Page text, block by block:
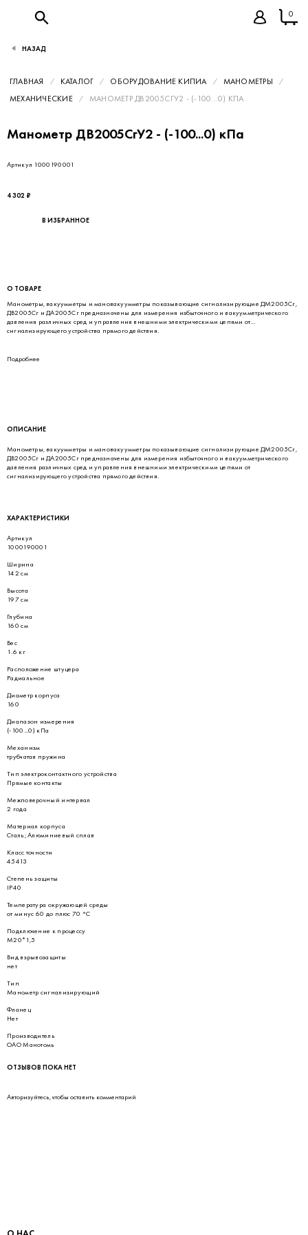
0
ГЛАВНАЯ КАТАЛОГ ОБОРУДОВАНИЕ КИПИА
МАНОМЕТРЫ
МЕХАНИЧЕСКИЕ
МАНОМЕТР ДВ2005СГУ2 - (-100...0) КПА
Манометр ДВ2005СгУ2 - (-100...0) кПа
Артикул 1000190001
4 302 ₽
В ИЗБРАННОЕ
О ТОВАРЕ
Манометры, вакуумметры и мановакуумметры показывающие сигнализирующие ДМ2005Сг,
ДВ2005Сг и ДА2005Сг предназначены для измерения избыточного и вакуумметрического
давления различных сред и управления внешними электрическими цепями от
сигнализирующего устройства прямого действия.
Подробнее
ОПИСАНИЕ
Манометры, вакуумметры и мановакуумметры показывающие сигнализирующие ДМ2005Сг,
ДВ2005Сг и ДА2005Сг предназначены для измерения избыточного и вакуумметрического
давления различных сред и управления внешними электрическими цепями от
сигнализирующего устройства прямого действия.
ХАРАКТЕРИСТИКИ
Артикул
1000190001
Ширина
142 см
Высота
197 см
Глубина
160 см
Вес
1.6 кг
Расположение штуцера
Радиальное
Диаметр корпуса
160
Диапазон измерения
(-100...0) кПа
Механизм
трубчатая пружина
Тип электроконтактного устройства
Прямые контакты
Межповерочный интервал
2 года
Материал корпуса
Сталь; Алюминиевый сплав
Класс точности
45413
Степень защиты
IP40
Температура окружающей среды
от минус 60 до плюс 70 °С
Подключение к процессу
М20*1,5
Вид взрывозащиты
нет
Тип
Манометр сигнализирующий
Фланец
Нет
Производитель
ОАО Манотомь
ОТЗЫВОВ ПОКА НЕТ
Авторизуйтесь, чтобы оставить комментарий
НАЗАД